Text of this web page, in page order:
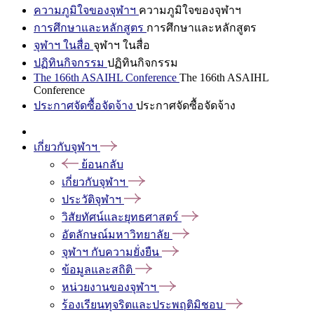
ความภูมิใจของจุฬาฯ ความภูมิใจของจุฬาฯ
การศึกษาและหลักสูตร การศึกษาและหลักสูตร
จุฬาฯ ในสื่อ จุฬาฯ ในสื่อ
ปฏิทินกิจกรรม ปฏิทินกิจกรรม
The 166th ASAIHL Conference The 166th ASAIHL
Conference
ประกาศจัดซื้อจัดจ้าง ประกาศจัดซื้อจัดจ้าง
เกี่ยวกับจุฬาฯ
ย้อนกลับ
เกี่ยวกับจุฬาฯ
ประวัติจุฬาฯ
วิสัยทัศน์และยุทธศาสตร์
อัตลักษณ์มหาวิทยาลัย
จุฬาฯ กับความยั่งยืน
ข้อมูลและสถิติ
หน่วยงานของจุฬาฯ
ร้องเรียนทุจริตและประพฤติมิชอบ